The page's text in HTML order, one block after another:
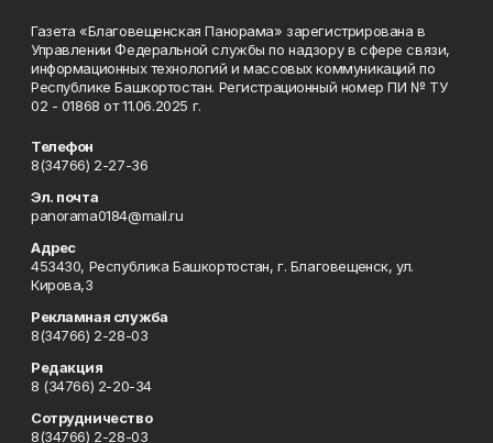
Газета «Благовещенская Панорама» зарегистрирована в
Управлении Федеральной службы по надзору в сфере связи,
информационных технологий и массовых коммуникаций по
Республике Башкортостан. Регистрационный номер ПИ № ТУ
02 - 01868 от 11.06.2025 г.
Телефон
8(34766) 2-27-36
Эл. почта
panorama0184@mail.ru
Адрес
453430, Республика Башкортостан, г. Благовещенск, ул.
Кирова,3
Рекламная служба
8(34766) 2-28-03
Редакция
8 (34766) 2-20-34
Сотрудничество
8(34766) 2-28-03